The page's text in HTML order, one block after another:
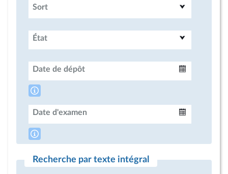
Sort
État
Date de dépôt
Date d'examen
Recherche par texte intégral